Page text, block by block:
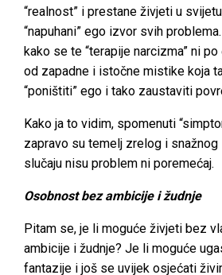
“realnost” i prestane živjeti u svijetu
“napuhani” ego izvor svih
kako se te “terapije narcizma” ni
od zapadne i istočne mistike koja
“poništiti” ego i tako zaustaviti
Kako ja to vidim, spomenuti
zapravo su temelj zrelog i snažnog
slučaju nisu problem ni poremećaj.
Osobnost bez ambicije i žudnje
Pitam se, je li moguće živjeti bez
ambicije i žudnje? Je li moguće
fantazije i još se uvijek osjećati